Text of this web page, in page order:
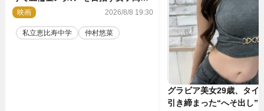
に！ 映画『つりこまち』今秋公開
映画 2026/8/8 19:30
私立恵比寿中学 仲村悠菜
グラビア美女29歳、タイ
引き締まった“へそ出し”